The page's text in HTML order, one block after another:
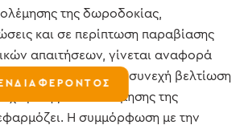
της δωροδοκίας,
και σε περίπτωση παραβίασης
απαιτήσεων, γίνεται αναφορά
Δεσμεύεται για τη συνεχή βελτίωση
καταπολέμησης της
Η συμμόρφωση με την